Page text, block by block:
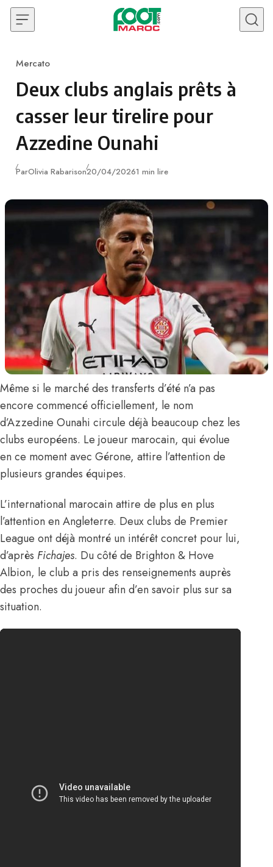
Skip to content
Category
Mercato
Deux clubs anglais prêts à
casser leur tirelire pour
Azzedine Ounahi
ParOlivia RabarisonPublié
20/04/20261 min lire
Même si le marché des transferts d’été n’a pas
encore commencé officiellement, le nom
d’Azzedine Ounahi circule déjà beaucoup chez les
clubs européens. Le joueur marocain, qui évolue
en ce moment avec Gérone, attire l’attention de
plusieurs grandes équipes.
L’international marocain attire de plus en plus
l’attention en Angleterre. Deux clubs de Premier
League ont déjà montré un intérêt concret pour lui,
d’après Fichajes. Du côté de Brighton & Hove
Albion, le club a pris des renseignements auprès
des proches du joueur afin d’en savoir plus sur sa
situation.